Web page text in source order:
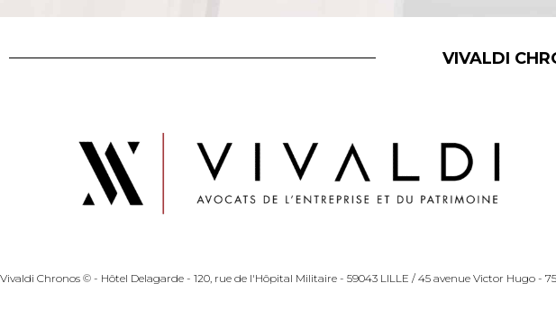
VIVALDI
Vivaldi Chronos © - Hôtel Delagarde - 120, rue de l'Hôpital Militaire - 59043 LILLE / 45 avenue Victor Hugo -